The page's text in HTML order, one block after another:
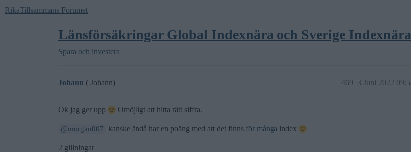
RikaTillsammans Forumet
Länsförsäkringar Global Indexnära och Sverige
Spara och investera
Johann ( Johann) 3 Juni 2022
469
Ok jag ger upp Omöjligt att hitta rätt siffra.
@morgan007 kanske ändå har en poäng med att det finns för många index
2 gillningar